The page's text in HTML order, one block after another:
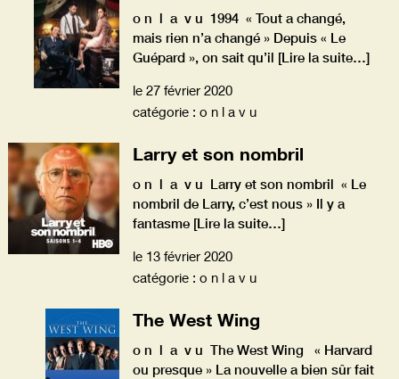
o n l a v u 1994 « Tout a changé,
mais rien n’a changé » Depuis « Le
Guépard », on sait qu’il [Lire la suite…]
le 27 février 2020
catégorie : o n l a v u
Larry et son nombril
o n l a v u Larry et son nombril « Le
nombril de Larry, c’est nous » Il y a
fantasme [Lire la suite…]
le 13 février 2020
catégorie : o n l a v u
The West Wing
o n l a v u The West Wing « Harvard
ou presque » La nouvelle a bien sûr fait